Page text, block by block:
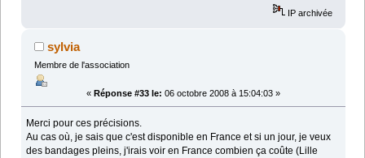
IP archivée
sylvia
Membre de l'association
« Réponse #33 le: 06 octobre 2008 à 15:04:03 »
Merci pour ces précisions.
Au cas où, je sais que c'est disponible en France et si un jour, je veux
des bandages pleins, j'irais voir en France combien ça coûte (Lille